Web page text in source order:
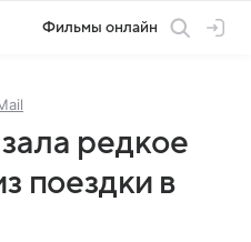
Фильмы онлайн
редкое
поездки в